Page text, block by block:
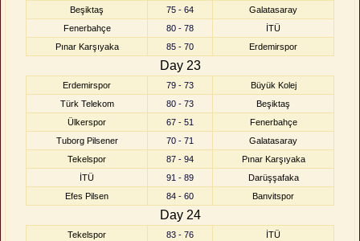
Beşiktaş
75 - 64
Galatasaray
Fenerbahçe
80 - 78
İTÜ
Pınar Karşıyaka
85 - 70 Erdemirspor
Day 23
Erdemirspor 79 - 73
Büyük Kolej
Türk Telekom
80 - 73
Beşiktaş
Ülkerspor
67 - 51
Fenerbahçe
Tuborg Pilsener
70 - 71
Galatasaray
Tekelspor
87 - 94
Pınar Karşıyaka
İTÜ
91 - 89
Darüşşafaka
Efes Pilsen
84 - 60 Banvitspor
Day 24
Tekelspor 83 - 76
İTÜ